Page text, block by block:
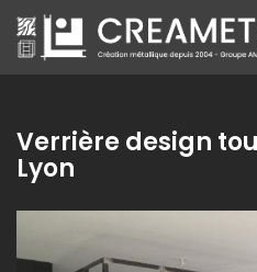
CREAMETAL Création
Verrière design
Lyon